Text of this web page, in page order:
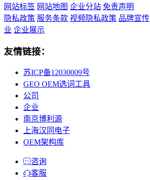
网站标签 网站地图 企业分站 免责声明
隐私政策 服务条款 视频隐私政策 品牌宣传
业 企业展示
友情链接：
苏ICP备12030009号
GEO OEM选词工具
公司
企业
南京博利源
上海汉同电子
OEM架构库
咨询
客服